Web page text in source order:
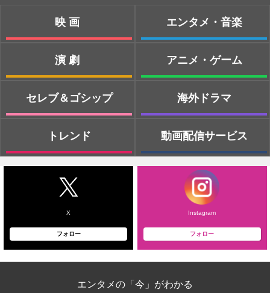
映画
演劇
セレブ＆ゴシップ
トレンド
エンタメ・音楽
アニメ・ゲーム
海外ドラマ
動画配信サービス
X
フォロー
Instagram
フォロー
エンタメの「今」がわかる